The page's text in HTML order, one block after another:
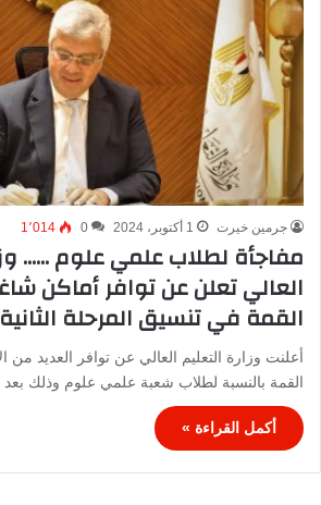
جرمين خيرت 1 أكتوبر، 2024 0 1٬014
مفاجأة لطلاب علمي علوم ……
العالي تعلن عن توافر أماكن
القمة في تنسيق المرحلة الثانية
أعلنت وزارة التعليم العالي عن توافر العديد من
القمة بالنسبة لطلاب شعبة علمي علوم وذلك بعد
أكمل القراءة »